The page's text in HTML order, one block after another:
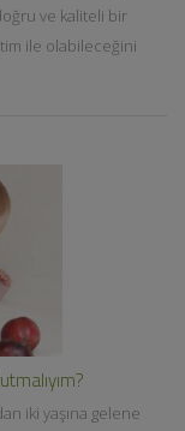
ve kaliteli bir
ile olabileceğini
iki yaşına gelene